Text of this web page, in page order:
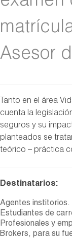
Asesor
Tanto en el área
cuenta la
seguros y su
planteados se
teórico – práctica
Destinatarios:
Agentes institorios.
Estudiantes de
Profesionales y
Brokers, para su